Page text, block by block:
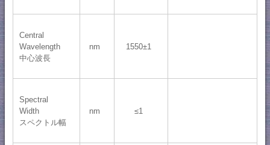
Central
Wavelength
中心波長
nm 1550±1
Spectral
Width
スペクトル幅
nm ≤1